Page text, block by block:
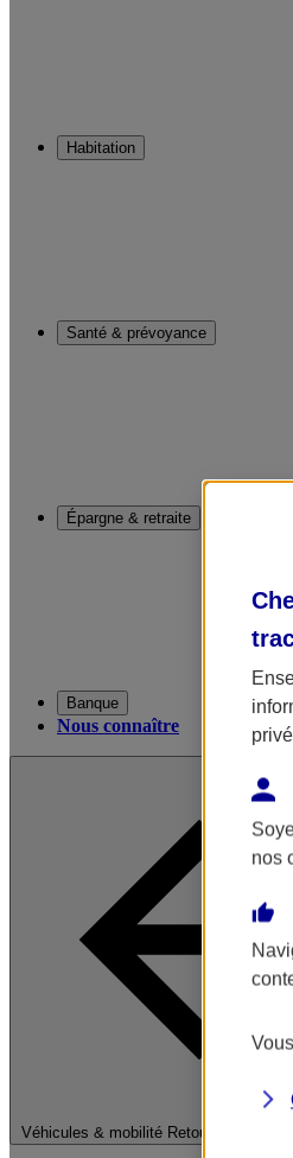
Habitation
Santé & prévoyance
Épargne & retraite
Banque
Nous connaître
Véhicules & mobilité Retour à la
nos